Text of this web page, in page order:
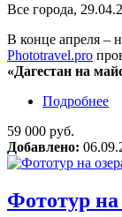
Все города,
В конце апреля –
Phototravel.pro
«Дагестан на
Подробнее
59 000 руб.
Добавлено:
Фототур